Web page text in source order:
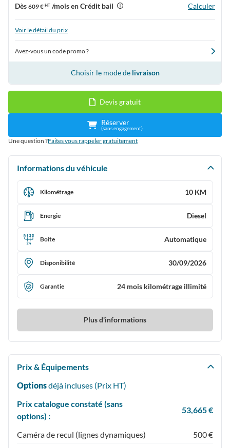
Dès 609 € HT /mois en Crédit bail Calculer
Voir le détail du prix
Avez-vous un code promo ?
Choisir le mode de livraison
Devis gratuit
Réserver
(sans engagement)
Une question ?Faites vous rappeler gratuitement
Informations du véhicule
Kilométrage 10 KM
Energie Diesel
Boîte Automatique
Disponibilité 30/09/2026
Garantie 24 mois kilométrage illimité
Plus d'informations
Prix & Équipements
Optionsdéjà incluses (Prix HT)
Prix catalogue constaté (sans
options) :
53,665 €
Caméra de recul (lignes dynamiques)
500 €